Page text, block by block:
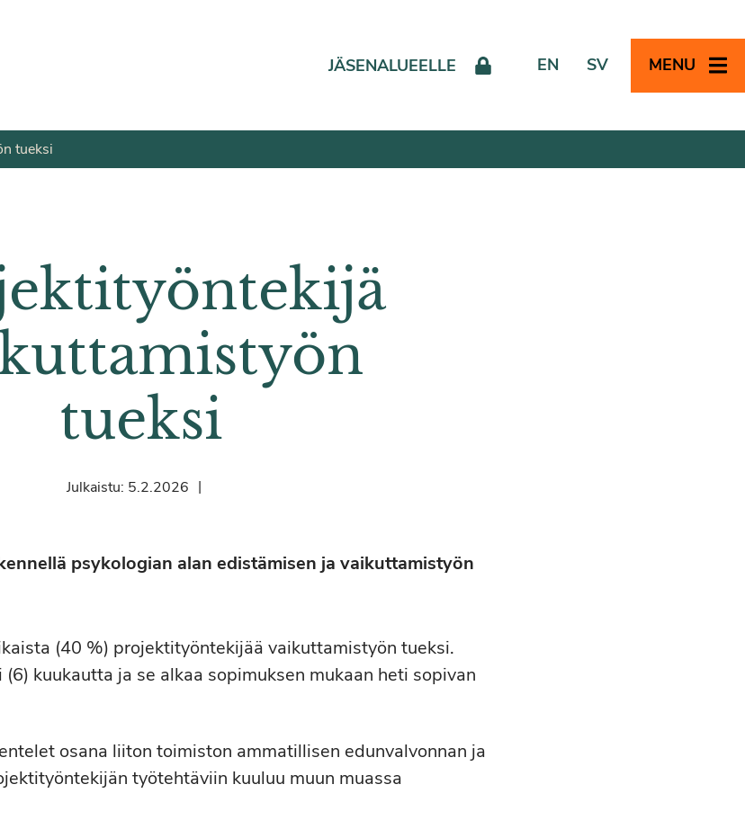
JÄSENALUEELLE EN SV MENU
tueksi
tueksi
Julkaistu: 5.2.2026 |
psykologian alan edistämisen ja vaikuttamistyön
(40 %) projektityöntekijää vaikuttamistyön tueksi.
kuukautta ja se alkaa sopimuksen mukaan heti sopivan
osana liiton toimiston ammatillisen edunvalvonnan ja
työtehtäviin kuuluu muun muassa